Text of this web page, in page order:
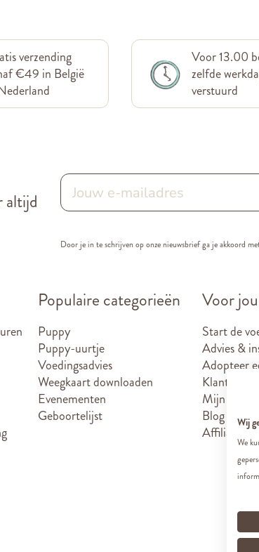
verzending
€49 in België
Voor 13.00
zelfde
verstuurd
altijd
Door je in te schrijven op onze nieuwsbrief ga je akkoord
Populaire categorieën
Puppy
Puppy-uurtje
Voedingsadvies
Weegkaart downloaden
Evenementen
Geboortelijst
Voor jou
Start de
Advies &
Adopteer
Klantenkaart
Mijn account
Blog
Affiliate
Wij
We